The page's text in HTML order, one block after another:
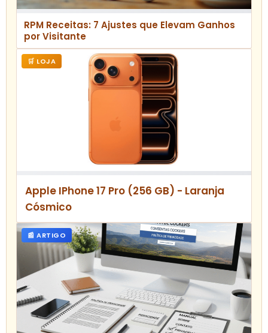
RPM Receitas: 7 Ajustes que Elevam Ganhos
por Visitante
🛒 LOJA
Apple IPhone 17 Pro (256 GB) - Laranja
Cósmico
📰 ARTIGO